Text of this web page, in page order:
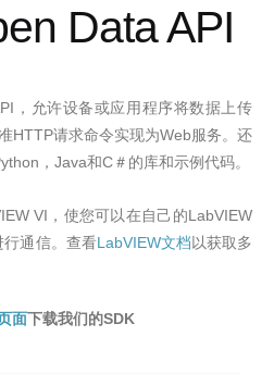
Data API
，允许设备或应用程序将数据上传
HTTP请求命令实现为Web服务。还
， Java和C ＃的库和示例代码。
VI ，使您可以在自己的LabVIEW
行通信。查看LabVIEW文档以获取多
面下载我们的SDK